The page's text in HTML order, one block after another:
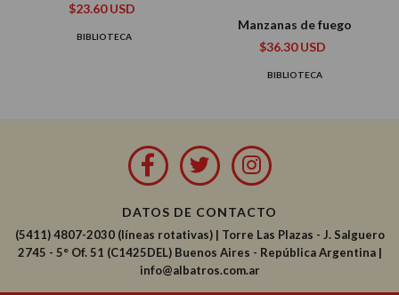
$23.60 USD
BIBLIOTECA
Manzanas de fuego
$36.30 USD
BIBLIOTECA
DATOS DE CONTACTO
(5411) 4807-2030 (líneas rotativas)| Torre Las Plazas - J. Salguero
2745 - 5° Of. 51 (C1425DEL) Buenos Aires - República Argentina |
info@albatros.com.ar